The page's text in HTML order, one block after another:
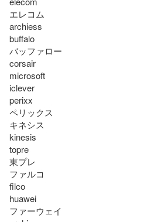
エレコム
archiess
buffalo
バッファロー
corsair
microsoft
iclever
perixx
ペリックス
キネシス
kinesis
topre
東プレ
ファルコ
filco
huawei
ファーウェイ